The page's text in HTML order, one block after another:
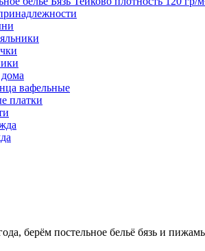
вафельные
платки
берём постельное бельё бязь и